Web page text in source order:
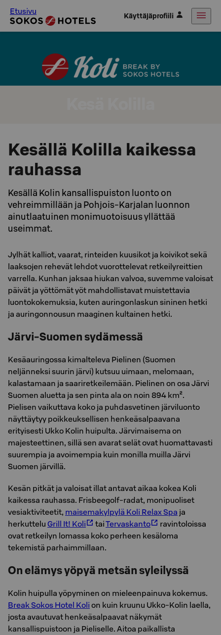
Etusivu Käyttäjäprofiili
Kesällä Kolilla kaikessa
rauhassa
Kesällä Kolin kansallispuiston luonto on
vehreimmillään ja Pohjois-Karjalan luonnon
ainutlaatuinen monimuotoisuus yllättää
useimmat.
Jylhät kalliot, vaarat, rinteiden kuusikot ja koivikot sekä
laaksojen rehevät lehdot vuorottelevat retkeilyreittien
varrella. Kunhan jaksaa hiukan valvoa, suvemme valoisat
päivät ja yöttömät yöt mahdollistavat muistettavia
luontokokemuksia, kuten auringonlaskun sininen hetki
ja auringonnousun maaginen kultainen hetki.
Järvi-Suomen sydämessä
Kesäauringossa kimalteleva Pielinen (Suomen
neljänneksi suurin järvi) kutsuu uimaan, melomaan,
kalastamaan ja saariretkeilemään. Pielinen on osa Järvi
Suomen aluetta ja sen pinta ala on noin 894 km².
Pielisen vaikuttava koko ja puhdasvetinen järviluonto
näyttäytyy poikkeuksellisen henkeäsalpaavana
erityisesti Ukko Kolin huipulta. Järvimaisema on
majesteettinen, sillä sen avarat selät ovat huomattavasti
suurempia ja avoimempia kuin monilla muilla Järvi
Suomen järvillä.
Kesän pitkät ja valoisat illat antavat aikaa kokea Koli
kaikessa rauhassa. Frisbeegolf-radat, monipuoliset
vesiaktiviteetit, maisemakylpylä Koli Relax Spa ja
herkuttelu Grill It! Koli taiTervaskanto
ravintoloissa
ovat retkeilyn lomassa koko perheen kesäloma
tekemistä parhaimmillaan.
On elämys yöpyä metsän syleilyssä
Kolin huipulla yöpyminen on mieleenpainuva kokemus.
Break Sokos Hotel Koli on kuin kruunu Ukko-Kolin laella,
josta avautuvat henkeäsalpaavat näkymät
kansallispuistoon ja Pieliselle. Aitoa paikallista